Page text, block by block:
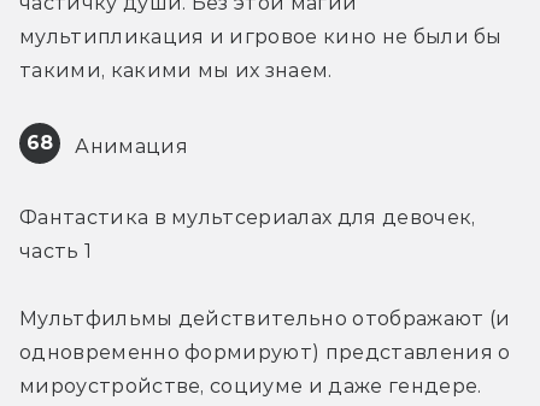
мультипликация и игровое кино не были бы
такими, какими мы их знаем.
68 Анимация
Фантастика в мультсериалах для девочек,
часть 1
Мультфильмы действительно отображают (и
одновременно формируют) представления о
мироустройстве, социуме и даже гендере.